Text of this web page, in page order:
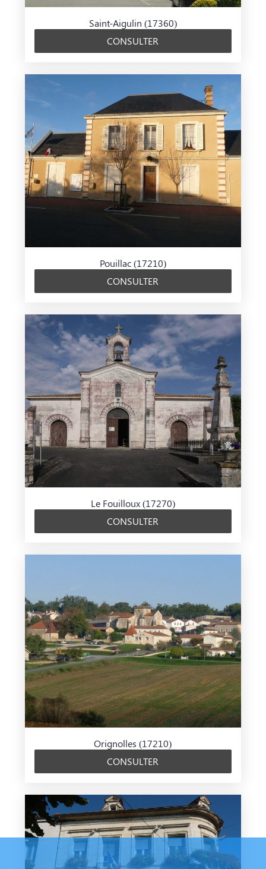
Saint-Aigulin (17360)
CONSULTER
Pouillac (17210)
CONSULTER
Le Fouilloux (17270)
CONSULTER
Orignolles (17210)
CONSULTER